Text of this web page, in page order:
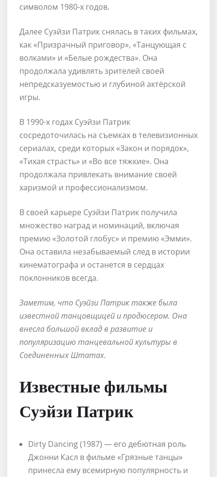
символом 1980-х годов.
Далее Суэйзи Патрик снялась в таких фильмах,
как «Призрачный приговор», «Танцующая с
волками» и «Белые рождества». Она
продолжала удивлять зрителей своей
непредсказуемостью и глубиной актёрской
игры.
В 1990-х годах Суэйзи Патрик
сосредоточилась на съемках в телевизионных
сериалах, среди которых «Закон и порядок»,
«Тихая страсть» и «Во все тяжкие». Она
продолжала привлекать внимание своей
харизмой и профессионализмом.
В своей карьере Суэйзи Патрик получила
множество наград и номинаций, включая
премию «Золотой глобус» и премию «Эмми».
Она оставила незабываемый след в истории
кинематографа и останется в сердцах
поклонников всегда.
Заметим, что Суэйзи Патрик также была
известной танцовщицей и продюсером. Она
внесла большой вклад в развитие и
популяризацию танцевальной культуры в
Соединенных Штатах.
Известные фильмы
Суэйзи Патрик
Dirty Dancing (1987) — его дебютная роль
Джонни Касл в фильме «Грязные танцы»
принесла ему всемирную популярность и